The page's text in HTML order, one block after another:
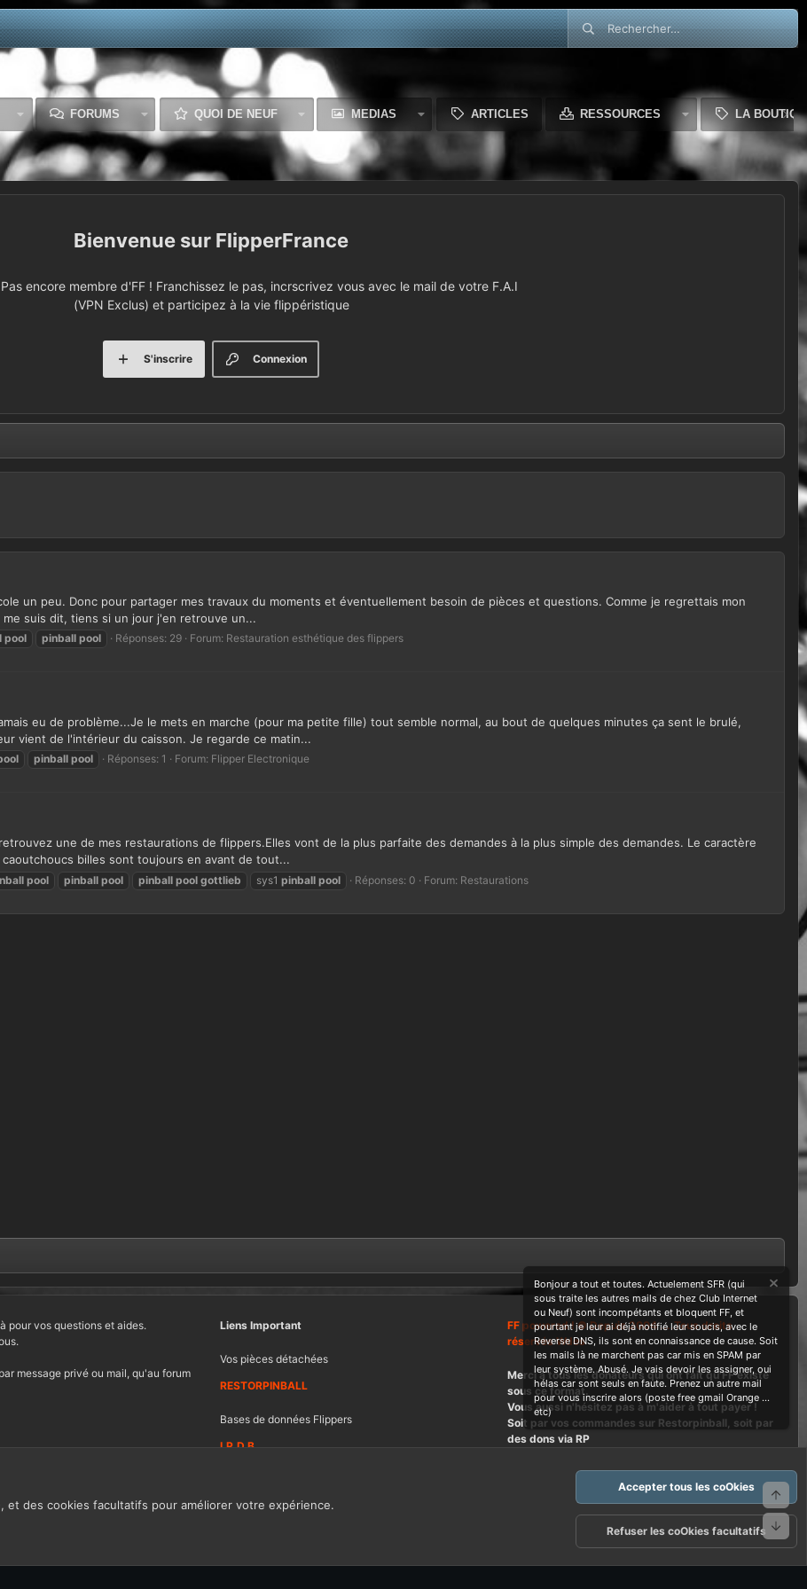
FORUMS QUOI DE NEUF MEDIAS ARTICLES RESSOURCES LA
FlipperFrance
encore membre d'FF ! Franchissez le pas, incrscrivez vous avec le mail de votre F.A.I
(VPN Exclus) et participez à la vie flippéristique
Connexion
S'inscrire
un peu. Donc pour partager mes travaux du moments et éventuellement besoin de pièces et questions. Comme je regrettais mon
suis dit, tiens si un jour j'en retrouve un...
pool pinball pool Réponses: 29 Forum: Restauration esthétique des flippers
eu de problème...Je le mets en marche (pour ma petite fille) tout semble normal, au bout de quelques minutes ça sent le brulé,
vient de l'intérieur du caisson. Je regarde ce matin...
pinball pool Réponses: 1 Forum: Flipper Electronique
une de mes restaurations de flippers.Elles vont de la plus parfaite des demandes à la plus simple des demandes. Le caractère
billes sont toujours en avant de tout...
pool pinball pool pinball pool gottlieb sys1 pinball pool Réponses: 0 Forum: Restaurations
pour vos questions et aides.
message privé ou mail, qu'au forum
Liens Important
Vos pièces détachées
RESTORPINBALL
Bases de données Flippers
I.P.D.B
FF powered ! © Depuis 2004 ....Tous droits
réservés Wdes
Merci à tous les donateurs qui ont fait qu'FF existe
sous ce format.
Vous aussi n'hésitez pas à m'aider à tout payer !
Soit par vos commandes sur Restorpinball, soit par
des dons via RP
Politique de confidentialité Aide
R
S
Bonjour a tout et toutes. Actuelement SFR (qui
sous traite les autres mails de chez Club Internet
ou Neuf) sont incompétants et bloquent FF, et
pourtant je leur ai déjà notifié leur soucis, avec le
Reverse DNS, ils sont en connaissance de cause. Soit
les mails là ne marchent pas car mis en SPAM par
leur système. Abusé. Je vais devoir les assigner, oui
hélas car sont seuls en faute. Prenez un autre mail
pour vous inscrire alors (poste free gmail Orange ...
etc)
des cookies facultatifs pour améliorer votre expérience.
Accepter tous les coOkies
Refuser les coOkies facultatifs